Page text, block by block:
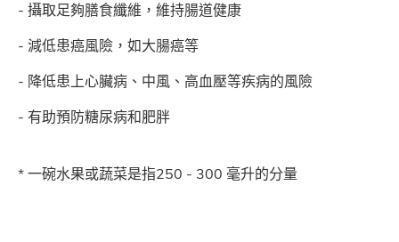
- 攝取足夠膳食纖維，維持腸道健康
- 減低患癌風險，如大腸癌等
- 降低患上心臟病、中風、高血壓等疾病的風險
- 有助預防糖尿病和肥胖
* 一碗水果或蔬菜是指250 - 300 毫升的分量